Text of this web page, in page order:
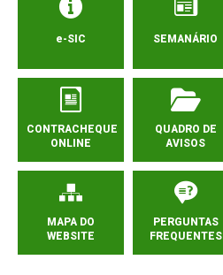
e-SIC SEMANÁRIO
CONTRACHEQUE
ONLINE
QUADRO DE
AVISOS
MAPA DO
WEBSITE
PERGUNTAS
FREQUENTES